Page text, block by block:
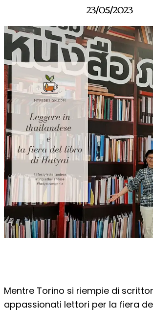
23/05/2023
Mentre Torino si riempie di
appassionati lettori per la fiera